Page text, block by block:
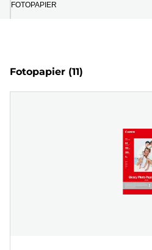
FOTOPAPIER
Fotopapier (11)